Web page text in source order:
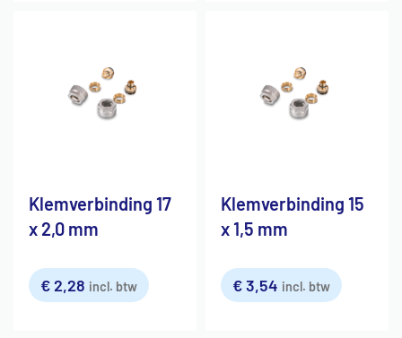
Klemverbinding 17
x 2,0 mm
€2,28 incl. btw
Klemverbinding 15
x 1,5 mm
€3,54 incl. btw